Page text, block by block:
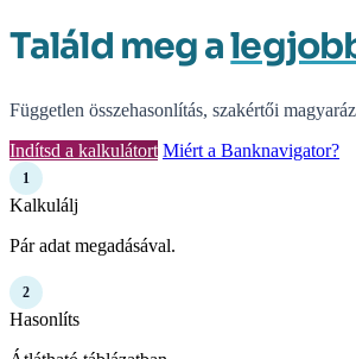
Találd meg a
Független összehasonlítás, szakértői
Indítsd a kalkulátort Miért a Banknavigator?
1
Kalkulálj
Pár adat megadásával.
2
Hasonlíts